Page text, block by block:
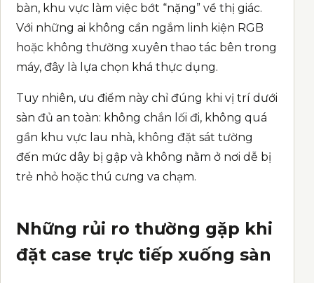
bàn, khu vực làm việc bớt “nặng” về thị giác.
Với những ai không cần ngắm linh kiện RGB
hoặc không thường xuyên thao tác bên trong
máy, đây là lựa chọn khá thực dụng.
Tuy nhiên, ưu điểm này chỉ đúng khi vị trí dưới
sàn đủ an toàn: không chắn lối đi, không quá
gần khu vực lau nhà, không đặt sát tường
đến mức dây bị gập và không nằm ở nơi dễ bị
trẻ nhỏ hoặc thú cưng va chạm.
Những rủi ro thường gặp khi
đặt case trực tiếp xuống sàn